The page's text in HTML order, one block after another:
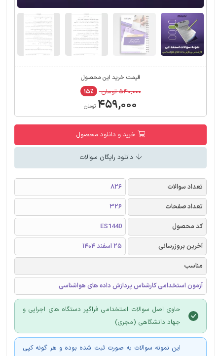
قیمت خرید این محصول
۵۴۰,۰۰۰ تومان ۱۵٪
۴۵۹,۰۰۰ تومان
خرید و دانلود محصول
دانلود رایگان سوالات
تعداد سوالات
826
تعداد صفحات
326
کد محصول
ES1440
آخرین بروزرسانی
25 اسفند 1404
مناسب
آزمون استخدامی کارشناس پردازش داده های هواشناسی
حاوی اصل سوالات استخدامی فراگیر دستگاه های اجرایی و
جهاد دانشگاهی (مجری)
این نمونه سوالات به صورت ثبت شده بوده و هر گونه کپی